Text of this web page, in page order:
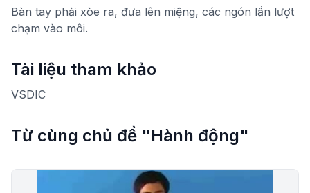
Bàn tay phải xòe ra, đưa lên miệng, các ngón lần lượt
chạm vào môi.
Tài liệu tham khảo
VSDIC
Từ cùng chủ đề "Hành động"